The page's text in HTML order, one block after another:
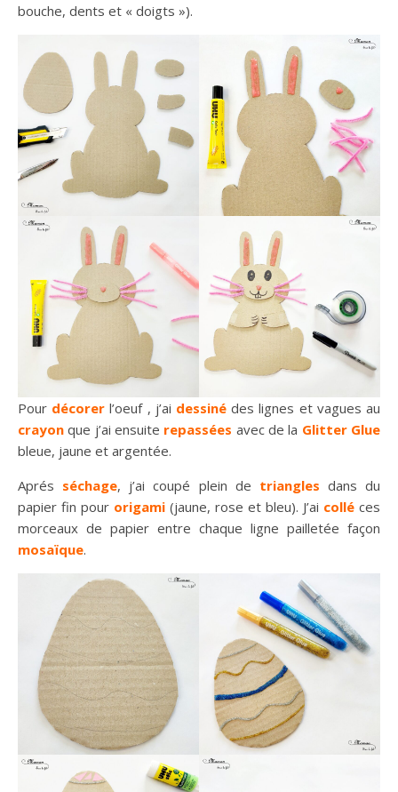
bouche, dents et « doigts »).
Pour décorer l’oeuf , j’ai dessiné des lignes et vagues au
crayon que j’ai ensuite repassées avec de la Glitter Glue
bleue, jaune et argentée.
Aprés séchage, j’ai coupé plein de triangles dans du
papier fin pour origami (jaune, rose et bleu). J’ai collé ces
morceaux de papier entre chaque ligne pailletée façon
mosaïque.